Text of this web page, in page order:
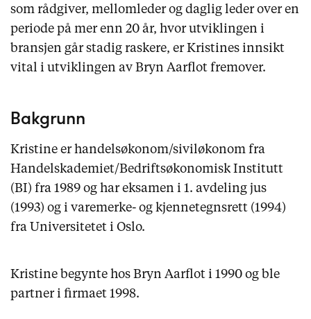
som rådgiver, mellomleder og daglig leder over en
periode på mer enn 20 år, hvor utviklingen i
bransjen går stadig raskere, er Kristines innsikt
vital i utviklingen av Bryn Aarflot fremover.
Bakgrunn
Kristine er handelsøkonom/siviløkonom fra
Handelskademiet/Bedriftsøkonomisk Institutt
(BI) fra 1989 og har eksamen i 1. avdeling jus
(1993) og i varemerke- og kjennetegnsrett (1994)
fra Universitetet i Oslo.
Kristine begynte hos Bryn Aarflot i 1990 og ble
partner i firmaet 1998.